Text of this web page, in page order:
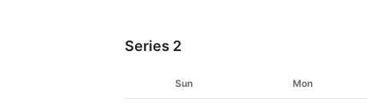
Series 2
Sun Mon